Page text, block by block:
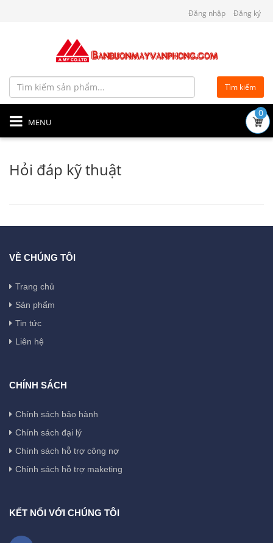
Đăng nhập Đăng ký
Tìm kiếm
MENU
0
Hỏi đáp kỹ thuật
VỀ CHÚNG TÔI
Trang chủ
Sản phẩm
Tin tức
Liên hệ
CHÍNH SÁCH
Chính sách bảo hành
Chính sách đại lý
Chính sách hỗ trợ công nợ
Chính sách hỗ trợ maketing
KẾT NỐI VỚI CHÚNG TÔI